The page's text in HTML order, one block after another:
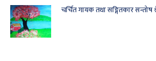
चर्चित गायक तथा सङ्गितकार सन्तोष